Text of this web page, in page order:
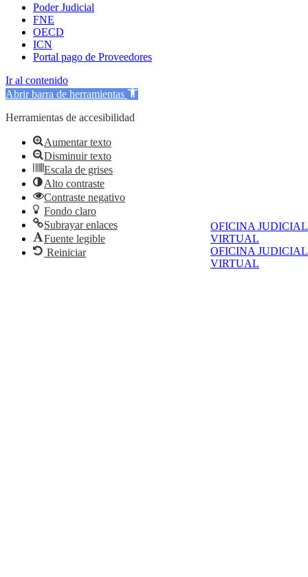
OFICINA JUDICIAL
VIRTUAL
OFICINA JUDICIAL
VIRTUAL
Poder Judicial
FNE
OECD
ICN
Portal pago de Proveedores
Ir al contenido
Abrir barra de herramientas
Herramientas de accesibilidad
Aumentar texto
Disminuir texto
Escala de grises
Alto contraste
Contraste negativo
Fondo claro
Subrayar enlaces
Fuente legible
Reiniciar